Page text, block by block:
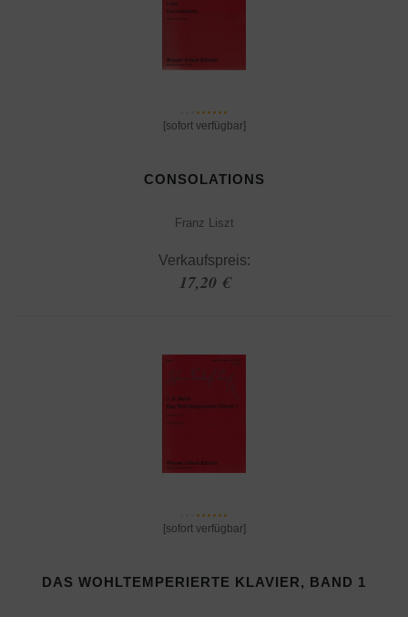
[sofort verfügbar]
CONSOLATIONS
Franz Liszt
Verkaufspreis:
17,20 €
[sofort verfügbar]
DAS WOHLTEMPERIERTE KLAVIER, BAND 1